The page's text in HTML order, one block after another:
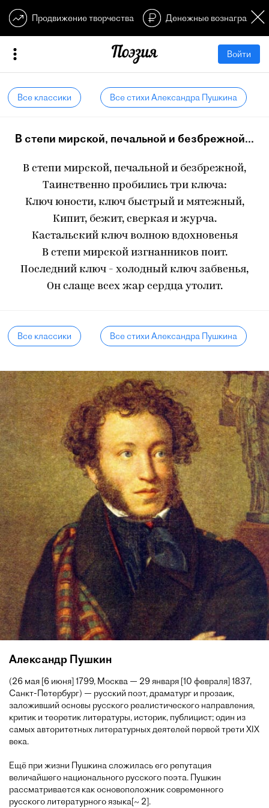
Продвижение творчества Денежные
Войти
Все классики Все стихи Александра Пушкина
В степи мирской, печальной и безбрежной...
В степи мирской, печальной и безбрежной,
Таинственно пробились три ключа:
Ключ юности, ключ быстрый и мятежный,
Кипит, бежит, сверкая и журча.
Кастальский ключ волною вдохновенья
В степи мирской изгнанников поит.
Последний ключ - холодный ключ забвенья,
Он слаще всех жар сердца утолит.
Все классики Все стихи Александра Пушкина
Александр Пушкин
(26 мая [6 июня] 1799, Москва — 29 января [10 февраля] 1837,
Санкт-Петербург) — русский поэт, драматург и прозаик,
заложивший основы русского реалистического направления,
критик и теоретик литературы, историк, публицист; один из
самых авторитетных литературных деятелей первой трети XIX
века.
Ещё при жизни Пушкина сложилась его репутация
величайшего национального русского поэта. Пушкин
рассматривается как основоположник современного
русского литературного языка[~ 2].